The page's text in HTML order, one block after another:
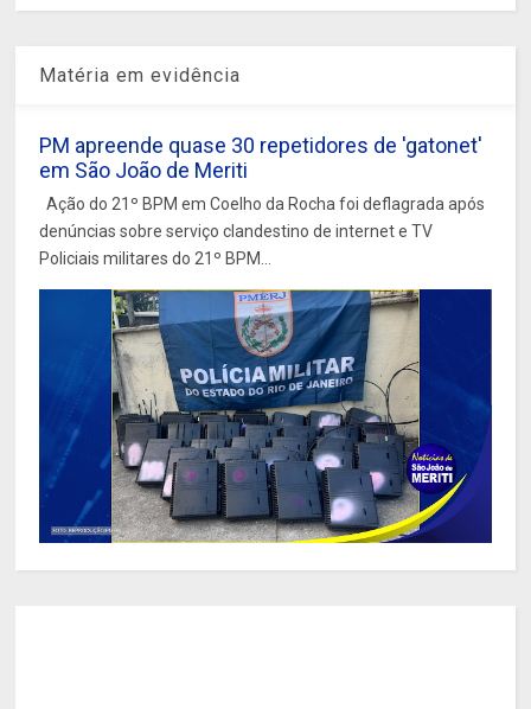
Matéria em evidência
PM apreende quase 30 repetidores de 'gatonet'
em São João de Meriti
Ação do 21º BPM em Coelho da Rocha foi deflagrada após
denúncias sobre serviço clandestino de internet e TV
Policiais militares do 21º BPM...